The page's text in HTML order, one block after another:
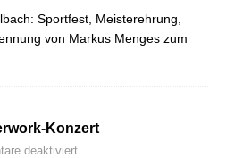
Sportfest, Meisterehrung,
von Markus Menges zum
Konzert
deaktiviert